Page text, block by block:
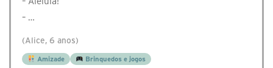
– …
(Alice, 6 anos)
Amizade Brinquedos e jogos